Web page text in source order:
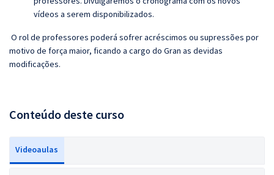
vídeos a serem disponibilizados.
O rol de professores poderá sofrer acréscimos ou supressões por
motivo de força maior, ficando a cargo do Gran as devidas
modificações.
Conteúdo deste curso
Videoaulas